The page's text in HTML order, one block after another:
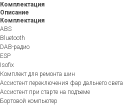
Комплектация
Описание
Комплектация
ABS
Bluetooth
DAB-радио
ESP
Isofix
Комплект для ремонта шин
Ассистент переключения фар дальнего света
Ассистент при старте на подъеме
Бортовой компьютер